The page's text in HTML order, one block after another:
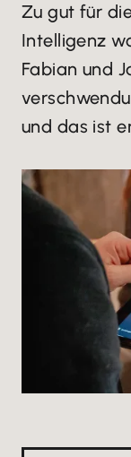
Zu gut für
Intelligenz
Fabian und
und das ist